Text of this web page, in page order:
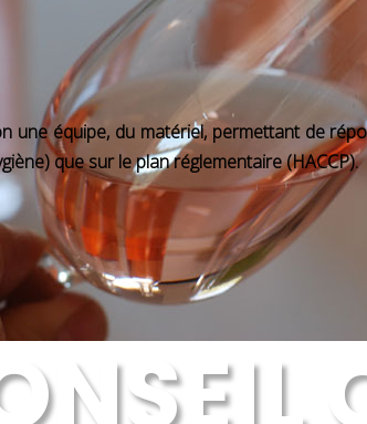
une équipe, du matériel, permettant de
que sur le plan réglementaire (HACCP).